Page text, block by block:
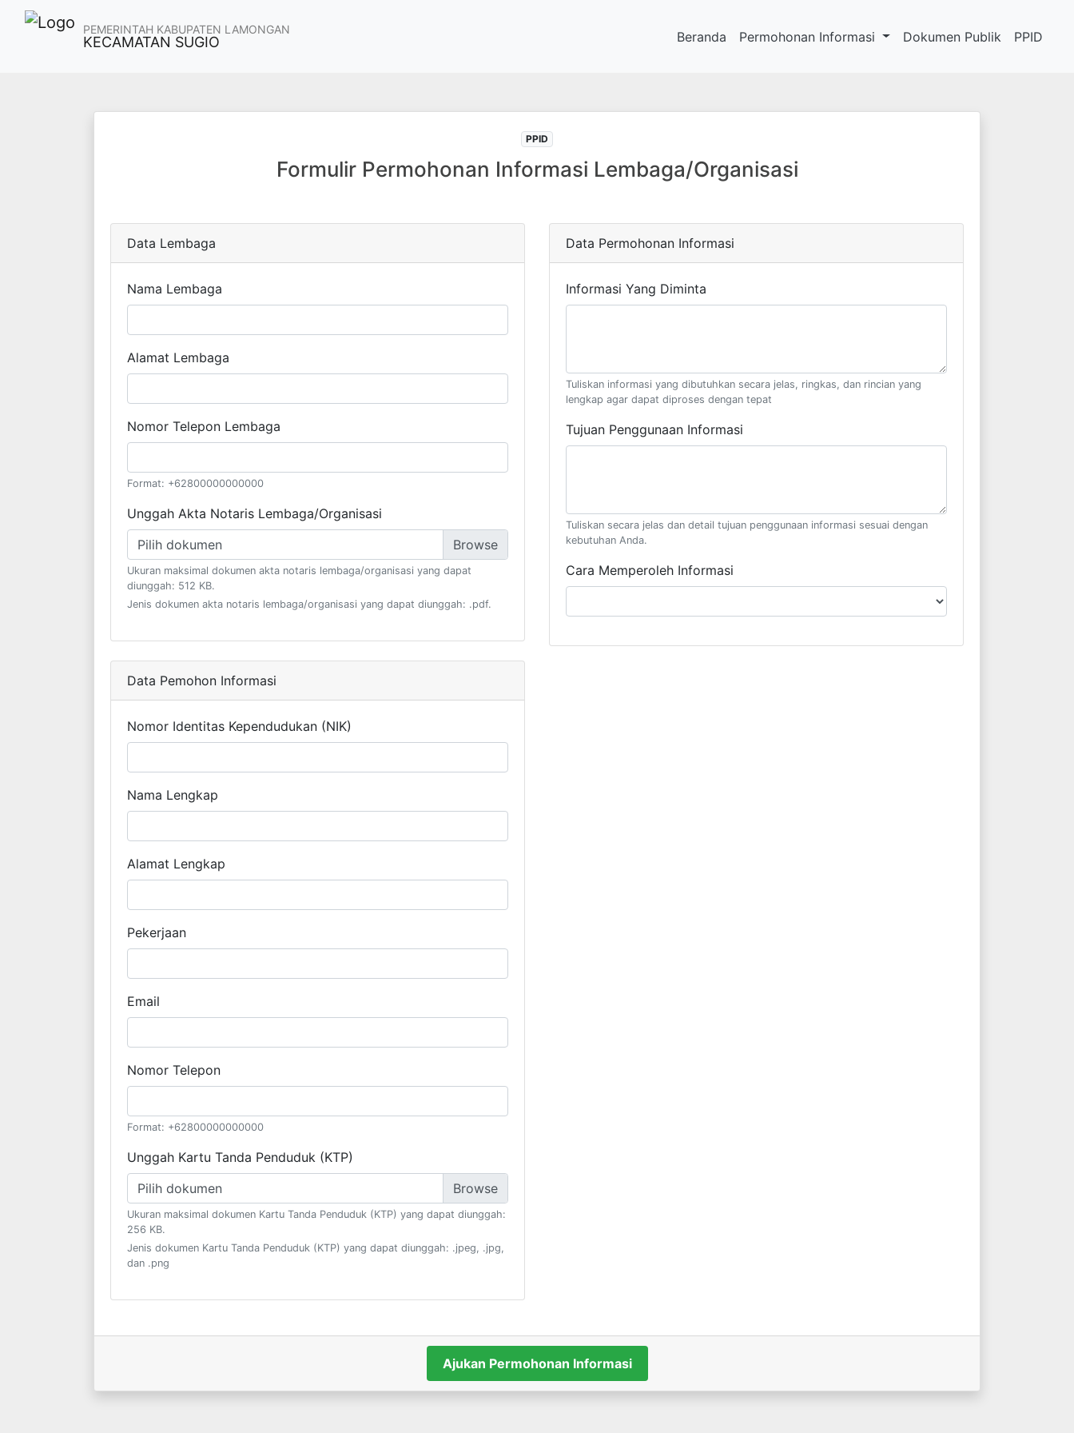
PEMERINTAH KABUPATEN LAMONGAN
KECAMATAN SUGIO Beranda Permohonan Informasi Dokumen Publik PPID
PPID
Formulir Permohonan Informasi Lembaga/Organisasi
Data Lembaga
Nama Lembaga
Alamat Lembaga
Nomor Telepon Lembaga
Format: +62800000000000
Unggah Akta Notaris Lembaga/Organisasi
Pilih dokumen
Ukuran maksimal dokumen akta notaris lembaga/organisasi yang dapat
diunggah: 512 KB.
Jenis dokumen akta notaris lembaga/organisasi yang dapat diunggah: .pdf.
Data Pemohon Informasi
Nomor Identitas Kependudukan (NIK)
Nama Lengkap
Alamat Lengkap
Pekerjaan
Email
Nomor Telepon
Format: +62800000000000
Unggah Kartu Tanda Penduduk (KTP)
Pilih dokumen
Ukuran maksimal dokumen Kartu Tanda Penduduk (KTP) yang dapat diunggah:
256 KB.
Jenis dokumen Kartu Tanda Penduduk (KTP) yang dapat diunggah: .jpeg, .jpg,
dan .png
Data Permohonan Informasi
Informasi Yang Diminta
Tuliskan informasi yang dibutuhkan secara jelas, ringkas, dan rincian yang
lengkap agar dapat diproses dengan tepat
Tujuan Penggunaan Informasi
Tuliskan secara jelas dan detail tujuan penggunaan informasi sesuai dengan
kebutuhan Anda.
Cara Memperoleh Informasi